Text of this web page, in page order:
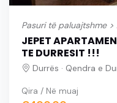
Pasuri të paluajtshme >
JEPET
TE DURRESIT !!!
Durrës · Qendra e
Qira / Në muaj